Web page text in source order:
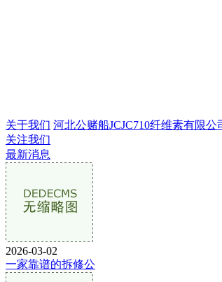
关于我们 河北公赌船JCJC710纤维素有限
关注我们
最新消息
2026-03-02
一家靠谱的拆修公